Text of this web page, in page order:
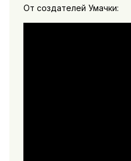
От создателей Умачки: